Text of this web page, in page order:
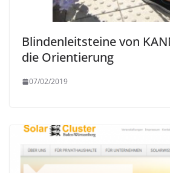
Blindenleitsteine von
die Orientierung
07/02/2019